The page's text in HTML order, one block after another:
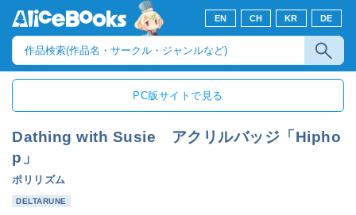
EN CH KR DE
PC版サイトで見る
Dathing with Susie アクリルバッジ「Hipho
p」
ポリリズム
DELTARUNE